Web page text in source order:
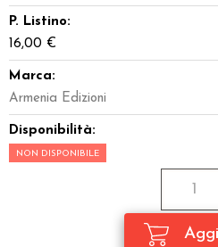
P. Listino:
16,00 €
Marca:
Armenia Edizioni
Disponibilità:
NON DISPONIBILE